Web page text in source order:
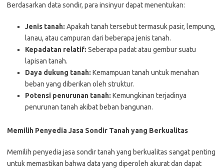
Berdasarkan data sondir, para insinyur dapat menentukan:
Jenis tanah: Apakah tanah tersebut termasuk pasir, lempung,
lanau, atau campuran dari beberapa jenis tanah.
Kepadatan relatif: Seberapa padat atau gembur suatu
lapisan tanah.
Daya dukung tanah: Kemampuan tanah untuk menahan
beban yang diberikan oleh struktur.
Potensi penurunan tanah: Kemungkinan terjadinya
penurunan tanah akibat beban bangunan.
Memilih Penyedia Jasa Sondir Tanah yang Berkualitas
Memilih penyedia jasa sondir tanah yang berkualitas sangat penting
untuk memastikan bahwa data yang diperoleh akurat dan dapat